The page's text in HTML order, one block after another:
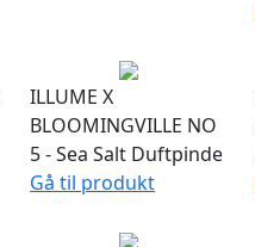
ILLUME X
BLOOMINGVILLE NO
5 - Sea Salt Duftpinde
Gå til produkt